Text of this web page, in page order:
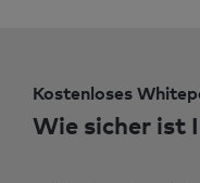
Kostenloses
Wie sicher ist